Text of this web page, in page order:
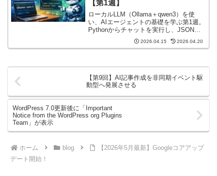
【第1週】
ローカルLLM（Ollama＋qwen3）を使
い、AIエージェントの基礎を学ぶ第1週。
Pythonからチャットを実行し、JSON出
力でAIの判断を構造化する方法を手を動
かしながら初心者向けに解説します。
2026.04.15 2026.04.20
【第9回】AI記事作成を非同期イベント駆
動型へ発展させる
WordPress 7.0更新後に「Important
Notice from the WordPress org Plugins
Team」が表示
ホーム blog
【2026年5月最新】Googleコアアップ
デート開始！